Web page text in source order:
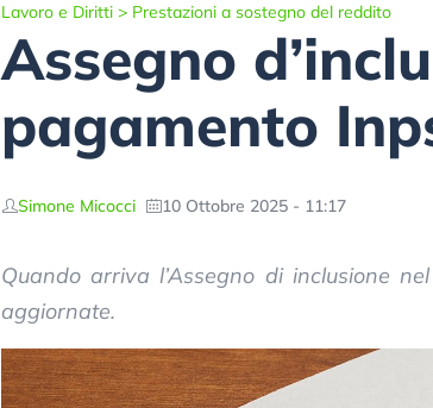
Lavoro e Diritti > Prestazioni a sostegno del reddito
Assegno
pagamento
Simone Micocci 10 Ottobre 2025 - 11:17
Quando arriva l’Assegno di inclusione
aggiornate.